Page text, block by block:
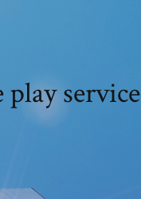
service